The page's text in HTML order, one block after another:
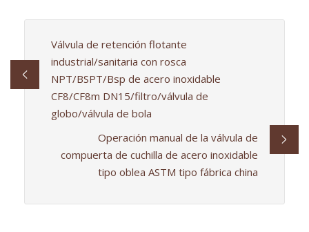
Válvula de retención flotante
industrial/sanitaria con rosca
NPT/BSPT/Bsp de acero inoxidable
CF8/CF8m DN15/filtro/válvula de
globo/válvula de bola
Operación manual de la válvula de
compuerta de cuchilla de acero inoxidable
tipo oblea ASTM tipo fábrica china